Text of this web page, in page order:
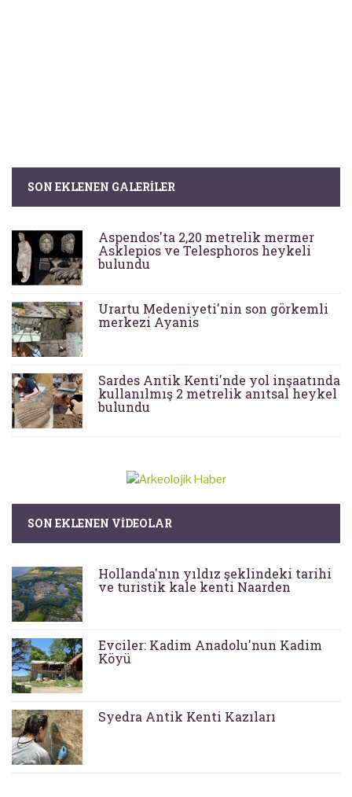
SON EKLENEN GALERILER
Aspendos'ta 2,20 metrelik mermer
Asklepios ve Telesphoros heykeli
bulundu
Urartu Medeniyeti'nin son görkemli
merkezi Ayanis
Sardes Antik Kenti'nde yol inşaatında
kullanılmış 2 metrelik anıtsal heykel
bulundu
SON EKLENEN VIDEOLAR
Hollanda'nın yıldız şeklindeki tarihi
ve turistik kale kenti Naarden
Evciler: Kadim Anadolu'nun Kadim
Köyü
Syedra Antik Kenti Kazıları